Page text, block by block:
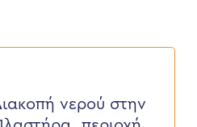
νερού στην